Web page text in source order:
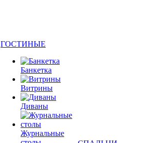
ГОСТИНЫЕ
Банкетка
Витрины
Диваны
Журнальные